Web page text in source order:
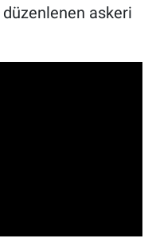
düzenlenen askeri